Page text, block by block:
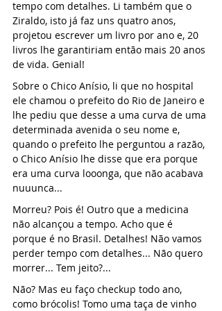
tempo com detalhes. Li também que o
Ziraldo, isto já faz uns quatro anos,
projetou escrever um livro por ano e, 20
livros lhe garantiriam então mais 20 anos
de vida. Genial!
Sobre o Chico Anísio, li que no hospital
ele chamou o prefeito do Rio de Janeiro e
lhe pediu que desse a uma curva de uma
determinada avenida o seu nome e,
quando o prefeito lhe perguntou a razão,
o Chico Anísio lhe disse que era porque
era uma curva looonga, que não acabava
nuuunca...
Morreu? Pois é! Outro que a medicina
não alcançou a tempo. Acho que é
porque é no Brasil. Detalhes! Não vamos
perder tempo com detalhes... Não quero
morrer... Tem jeito?...
Não? Mas eu faço checkup todo ano,
como brócolis! Tomo uma taça de vinho